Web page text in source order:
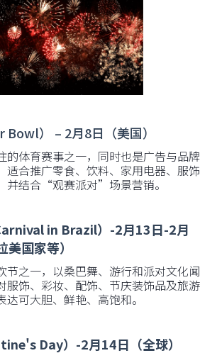
） – 2月8日（美国）
的体育赛事之一，同时也是广告与品牌
适合推广零食、饮料、家用电器、服饰
并结合“观赛派对”场景营销。
in Brazil）-2月13日-2月
国家等）
节之一，以桑巴舞、游行和派对文化闻
服饰、彩妆、配饰、节庆装饰品及旅游
可大胆、鲜艳、高饱和。
Day）-2月14日（全球）